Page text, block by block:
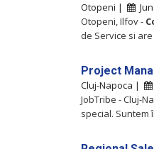
Otopeni |
Otopeni, Ilfov -
de Service si
Project
Cluj-Napoca |
JobTribe - Cluj-
special. Suntem